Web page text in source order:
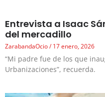
Entrevista a Isaac
del mercadillo
ZarabandaOcio 17 enero, 2026
“Mi padre fue de los que
Urbanizaciones”, recuerda.